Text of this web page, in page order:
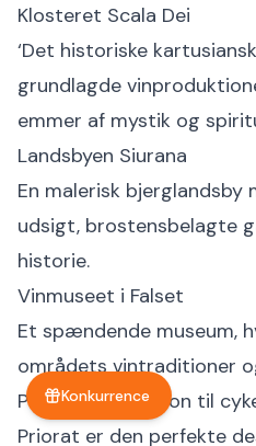
Klosteret Scala Dei
‘Det historiske
grundlagde
emmer af mystik og
Landsbyen Siurana
En malerisk
udsigt, brostensbelagte
historie.
Vinmuseet i Falset
Et spændende museum,
områdets vintraditioner
Perfekt destination til
Priorat er den perfekte
Konkurrence